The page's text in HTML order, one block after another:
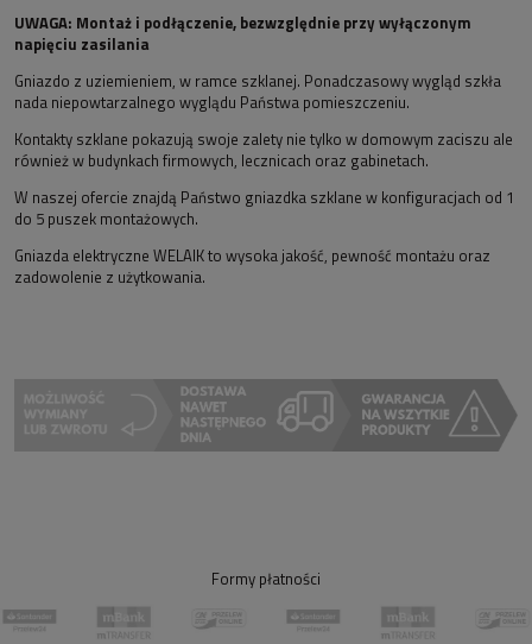
UWAGA: Montaż i podłączenie, bezwzględnie przy wyłączonym
napięciu zasilania
Gniazdo z uziemieniem, w ramce szklanej. Ponadczasowy wygląd szkła
nada niepowtarzalnego wyglądu Państwa pomieszczeniu.
Kontakty szklane pokazują swoje zalety nie tylko w domowym zaciszu ale
również w budynkach firmowych, lecznicach oraz gabinetach.
W naszej ofercie znajdą Państwo gniazdka szklane w konfiguracjach od 1
do 5 puszek montażowych.
Gniazda elektryczne WELAIK to wysoka jakość, pewność montażu oraz
zadowolenie z użytkowania.
Formy płatności